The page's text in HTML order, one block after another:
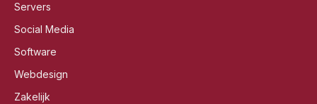
Servers
Social Media
Software
Webdesign
Zakelijk